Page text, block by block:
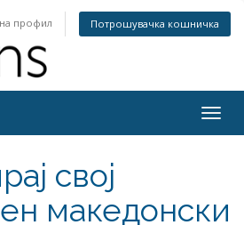
на профил Потрошувачка кошничка
свој
македонски